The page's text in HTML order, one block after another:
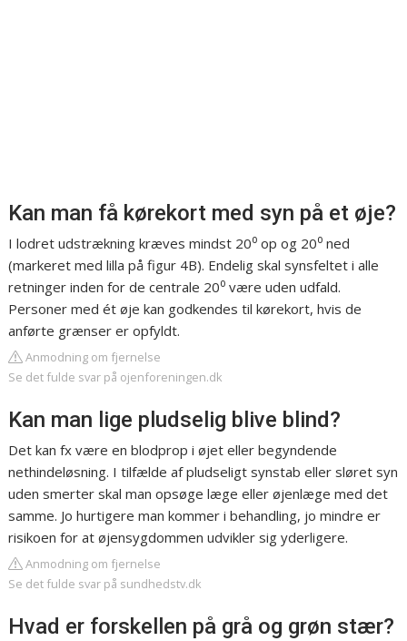
Kan man få kørekort med syn på et øje?
I lodret udstrækning kræves mindst 20⁰ op og 20⁰ ned
(markeret med lilla på figur 4B). Endelig skal synsfeltet i alle
retninger inden for de centrale 20⁰ være uden udfald.
Personer med ét øje kan godkendes til kørekort, hvis de
anførte grænser er opfyldt.
Anmodning om fjernelse
Se det fulde svar på ojenforeningen.dk
Kan man lige pludselig blive blind?
Det kan fx være en blodprop i øjet eller begyndende
nethindeløsning. I tilfælde af pludseligt synstab eller sløret syn
uden smerter skal man opsøge læge eller øjenlæge med det
samme. Jo hurtigere man kommer i behandling, jo mindre er
risikoen for at øjensygdommen udvikler sig yderligere.
Anmodning om fjernelse
Se det fulde svar på sundhedstv.dk
Hvad er forskellen på grå og grøn stær?